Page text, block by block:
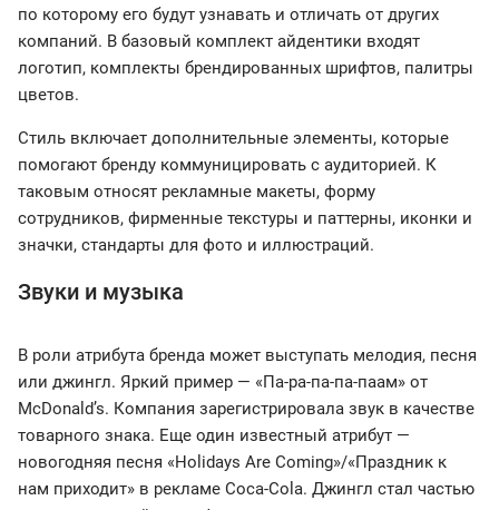
по которому его будут узнавать и отличать от других
компаний. В базовый комплект айдентики входят
логотип, комплекты брендированных шрифтов, палитры
цветов.
Cтиль включает дополнительные элементы, которые
помогают бренду коммуницировать с аудиторией. К
таковым относят рекламные макеты, форму
сотрудников, фирменные текстуры и паттерны, иконки и
значки, стандарты для фото и иллюстраций.
Звуки и музыка
В роли атрибута бренда может выступать мелодия, песня
или джингл. Яркий пример — «Па-ра-па-па-паам» от
McDonaldʼs. Компания зарегистрировала звук в качестве
товарного знака. Еще один известный атрибут —
новогодняя песня «Holidays Are Coming»/«Праздник к
нам приходит» в рекламе Coca-Cola. Джингл стал частью